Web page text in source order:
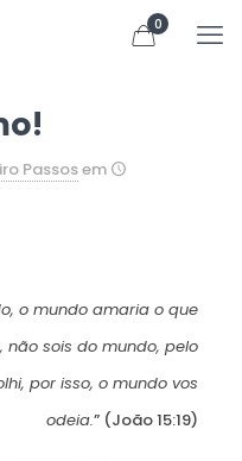
0
Passosem
o mundo amaria o que
não sois do mundo, pelo
por isso, o mundo vos
odeia.” (João 15:19)